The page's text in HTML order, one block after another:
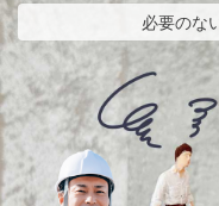
必要のな